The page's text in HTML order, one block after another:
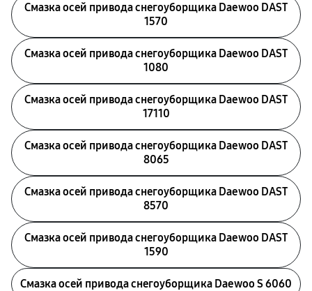
Смазка осей привода снегоуборщика Daewoo DAST
1570
Смазка осей привода снегоуборщика Daewoo DAST
1080
Смазка осей привода снегоуборщика Daewoo DAST
17110
Смазка осей привода снегоуборщика Daewoo DAST
8065
Смазка осей привода снегоуборщика Daewoo DAST
8570
Смазка осей привода снегоуборщика Daewoo DAST
1590
Смазка осей привода снегоуборщика Daewoo S 6060